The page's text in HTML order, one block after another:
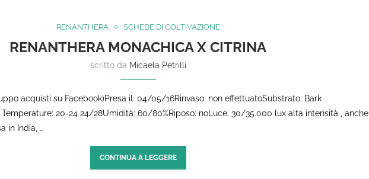
RENANTHERA SCHEDE DI COLTIVAZIONE
RENANTHERA MONACHICA X CITRINA
scritto da Micaela Petrilli
acquisti su Facebook)Presa il: 04/05/16Rinvaso: non effettuatoSubstrato: Bark
20-24 24/28Umidità: 60/80%Riposo: noLuce: 30/35.000 lux alta intensità ,
in India, …
CONTINUA A LEGGERE